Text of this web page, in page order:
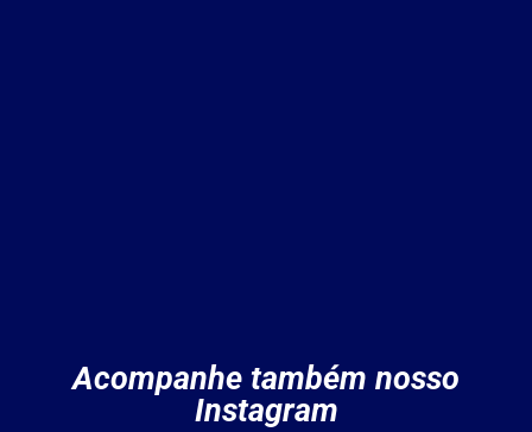
Acompanhe também nosso
Instagram